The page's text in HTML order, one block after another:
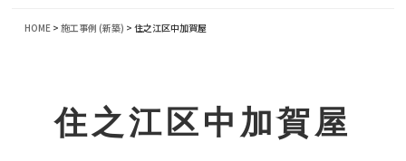
HOME> 施工事例 (新築) > 住之江区中加賀屋
住之江区中加賀屋